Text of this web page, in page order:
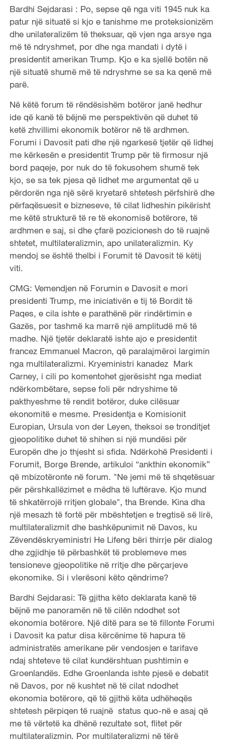
Bardhi Sejdarasi : Po, sepse që nga viti 1945 nuk ka
patur një situatë si kjo e tanishme me proteksionizëm
dhe unilateralizëm të theksuar, që vjen nga arsye nga
më të ndryshmet, por dhe nga mandati i dytë i
presidentit amerikan Trump. Kjo e ka sjellë botën në
një situatë shumë më të ndryshme se sa ka qenë më
parë.
Në këtë forum të rëndësishëm botëror janë hedhur
ide që kanë të bëjnë me perspektivën që duhet të
ketë zhvillimi ekonomik botëror në të ardhmen.
Forumi i Davosit pati dhe një ngarkesë tjetër që lidhej
me kërkesën e presidentit Trump për të firmosur një
bord paqeje, por nuk do të fokusohem shumë tek
kjo, se sa tek pjesa që lidhet me argumentat që u
përdorën nga një sërë kryetarë shtetesh përfshirë dhe
përfaqësuesit e bizneseve, të cilat lidheshin pikërisht
me këtë strukturë të re të ekonomisë botërore, të
ardhmen e saj, si dhe çfarë pozicionesh do të ruajnë
shtetet, multilateralizmin, apo unilateralizmin. Ky
mendoj se është thelbi i Forumit të Davosit të këtij
viti.
CMG: Vemendjen në Forumin e Davosit e mori
presidenti Trump, me iniciativën e tij të Bordit të
Paqes, e cila ishte e parathënë për rindërtimin e
Gazës, por tashmë ka marrë një amplitudë më të
madhe. Një tjetër deklaratë ishte ajo e presidentit
francez Emmanuel Macron, që paralajmëroi largimin
nga multilateralizmi. Kryeministri kanadez Mark
Carney, i cili po komentohet gjerësisht nga mediat
ndërkombëtare, sepse foli për ndryshime të
pakthyeshme të rendit botëror, duke cilësuar
ekonomitë e mesme. Presidentja e Komisionit
Europian, Ursula von der Leyen, theksoi se tronditjet
gjeopolitike duhet të shihen si një mundësi për
Europën dhe jo thjesht si sfida. Ndërkohë Presidenti i
Forumit, Borge Brende, artikuloi “ankthin ekonomik”
që mbizotëronte në forum. "Ne jemi më të shqetësuar
për përshkallëzimet e mëdha të luftërave. Kjo mund
të shkatërrojë rritjen globale", tha Brende. Kina dha
një mesazh të fortë për mbështetjen e tregtisë së lirë,
multilateralizmit dhe bashkëpunimit në Davos, ku
Zëvendëskryeministri He Lifeng bëri thirrje për dialog
dhe zgjidhje të përbashkët të problemeve mes
tensioneve gjeopolitike në rritje dhe përçarjeve
ekonomike. Si i vlerësoni këto qëndrime?
Bardhi Sejdarasi: Të gjitha këto deklarata kanë të
bëjnë me panoramën në të cilën ndodhet sot
ekonomia botërore. Një ditë para se të fillonte Forumi
i Davosit ka patur disa kërcënime të hapura të
administratës amerikane për vendosjen e tarifave
ndaj shteteve të cilat kundërshtuan pushtimin e
Groenlandës. Edhe Groenlanda ishte pjesë e debatit
në Davos, por në kushtet në të cilat ndodhet
ekonomia botërore, që të gjithë këta udhëheqës
shtetesh përpiqen të ruajnë status quo-në e asaj që
me të vërtetë ka dhënë rezultate sot, flitet për
multilateralizmin. Por multilateralizmi në tërë